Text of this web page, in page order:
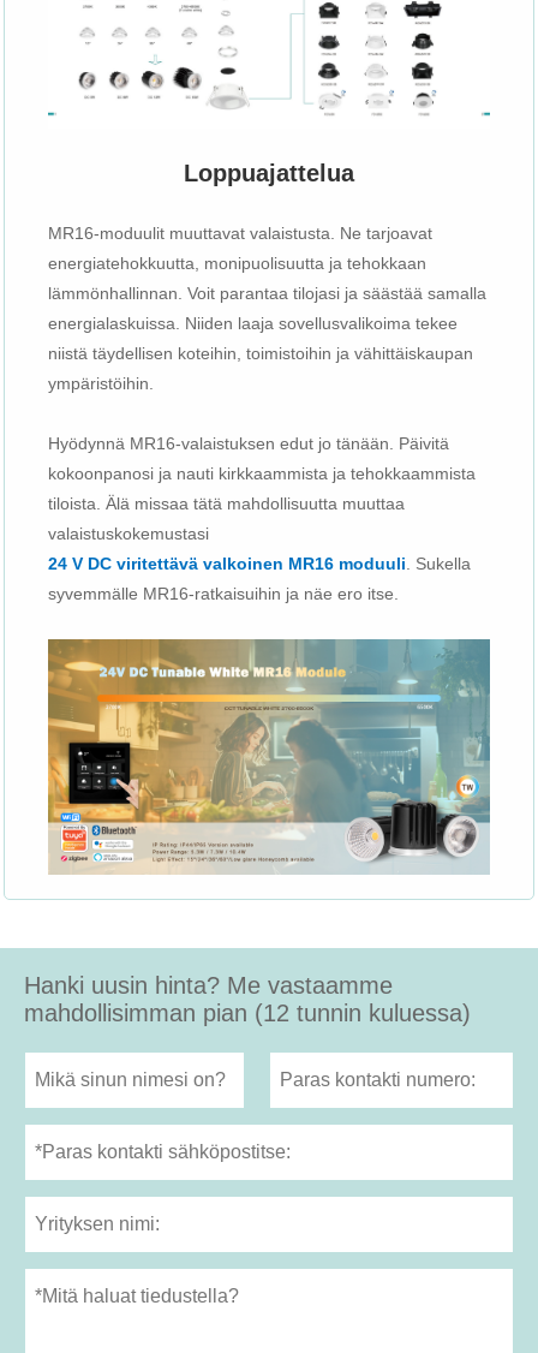
Loppuajattelua
MR16-moduulit muuttavat valaistusta. Ne tarjoavat
energiatehokkuutta, monipuolisuutta ja tehokkaan
lämmönhallinnan. Voit parantaa tilojasi ja säästää samalla
energialaskuissa. Niiden laaja sovellusvalikoima tekee
niistä täydellisen koteihin, toimistoihin ja vähittäiskaupan
ympäristöihin.
Hyödynnä MR16-valaistuksen edut jo tänään. Päivitä
kokoonpanosi ja nauti kirkkaammista ja tehokkaammista
tiloista. Älä missaa tätä mahdollisuutta muuttaa
valaistuskokemustasi
24 V DC viritettävä valkoinen MR16 moduuli . Sukella
syvemmälle MR16-ratkaisuihin ja näe ero itse.
Hanki uusin hinta? Me vastaamme
mahdollisimman pian (12 tunnin kuluessa)